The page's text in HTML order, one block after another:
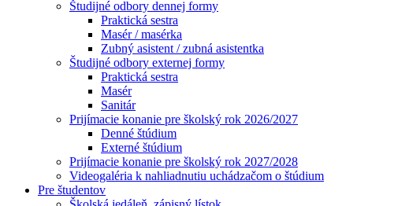
Študijné odbory dennej formy
Praktická sestra
Masér / masérka
Zubný asistent / zubná asistentka
Študijné odbory externej formy
Praktická sestra
Masér
Sanitár
Prijímacie konanie pre školský rok 2026/2027
Denné štúdium
Externé štúdium
Prijímacie konanie pre školský rok 2027/2028
Videogaléria k nahliadnutiu uchádzačom o štúdium
Pre študentov